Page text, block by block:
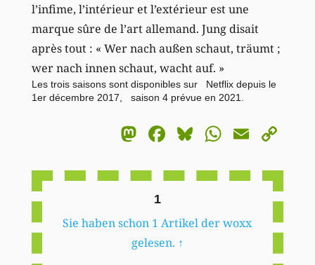
l’infime, l’intérieur et l’extérieur est une
marque sûre de l’art allemand. Jung disait
après tout : « Wer nach außen schaut, träumt ;
wer nach innen schaut, wacht auf. »
Les trois saisons sont disponibles sur Netflix depuis le
1er décembre 2017, saison 4 prévue en 2021.
Mastodon
Facebook
BlueskyEmail
1
Sie haben schon 1 Artikel der woxx
gelesen. ↑